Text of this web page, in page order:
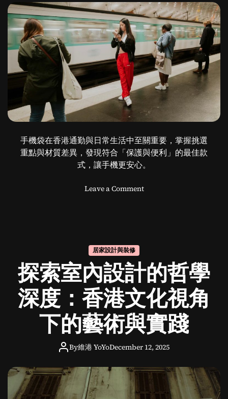
必
備
時
尚
單
品
手機袋在香港通勤與日常生活中至關重要，掌握挑選
重點與材質差異，發現符合「保護與便利」的最佳款
式，讓手機更安心。
Leave a Commento
市
生
活
中
的
必
備
護
居家設計與裝修
探索室內設計的哲學
深度：香港文化視角
下的藝術與實踐
By維港 YoYoDecember 12, 2025